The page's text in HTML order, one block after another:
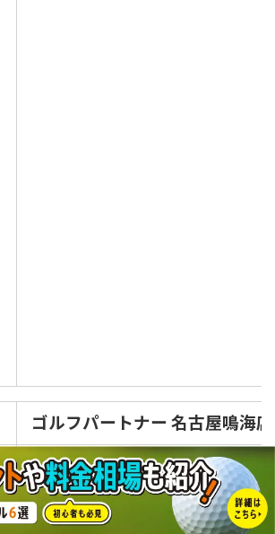
ゴルフパートナー 名古屋鳴海店
公式ホームページ
052-899-0711